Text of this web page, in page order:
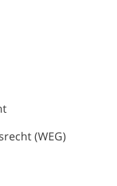
(WEG)